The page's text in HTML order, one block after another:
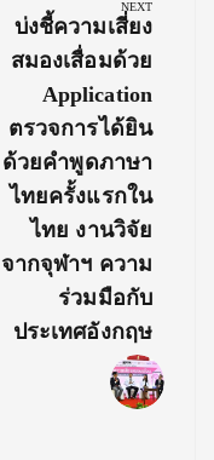
NEXT
Next
Post:
บ่งชี้ความเสี่ยง
สมองเสื่อมด้วย
Application
ตรวจการได้ยิน
ด้วยคำพูดภาษา
ไทยครั้งแรกใน
ไทย งานวิจัย
จากจุฬาฯ ความ
ร่วมมือกับ
ประเทศอังกฤษ